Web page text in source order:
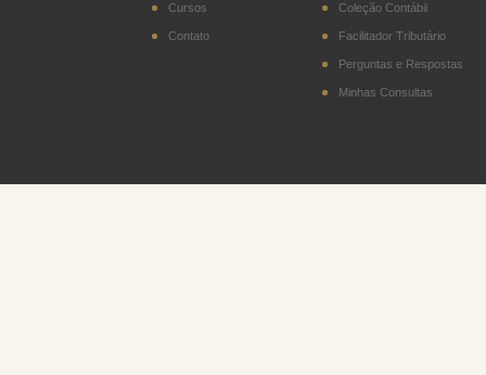
DITR - Declaração do
Imposto sobre a
Cursos
Contato
Coleção Contábil
Facilitador Tributário
Perguntas e Respostas
Minhas Consultas